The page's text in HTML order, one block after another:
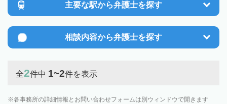
主要な駅から弁護士を探す
相談内容から弁護士を探す
全2件中 1~2件を表示
各事務所の詳細情報とお問い合わせフォームは別ウィンドウで開きます